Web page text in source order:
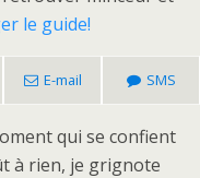
le guide!
E-mail SMS
qui se confient
à rien, je grignote